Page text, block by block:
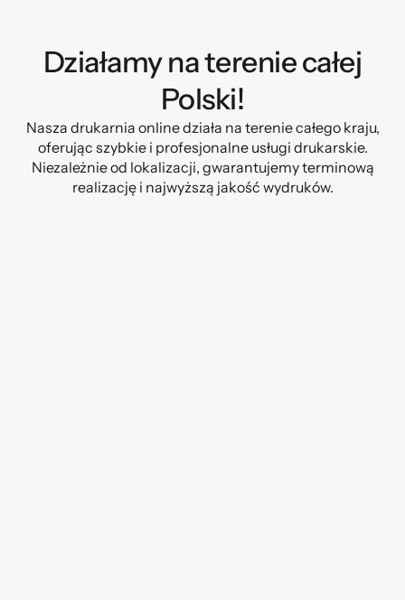
Działamy na terenie całej
Polski!
Nasza drukarnia online działa na terenie całego kraju,
oferując szybkie i profesjonalne usługi drukarskie.
Niezależnie od lokalizacji, gwarantujemy terminową
realizację i najwyższą jakość wydruków.